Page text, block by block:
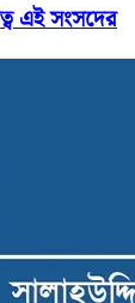
এই সংসদের